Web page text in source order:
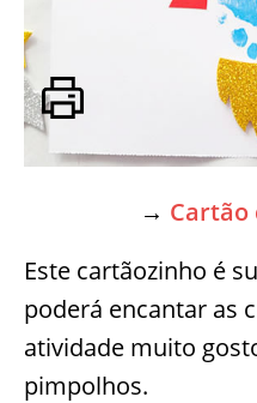
→ Cartão
Este cartãozinho é
poderá encantar as
atividade muito
pimpolhos.